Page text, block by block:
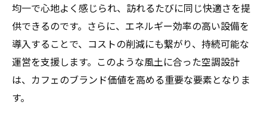
均一で心地よく感じられ、訪れるたびに同じ快適さを提
供できるのです。さらに、エネルギー効率の高い設備を
導入することで、コストの削減にも繋がり、持続可能な
運営を支援します。このような風土に合った空調設計
は、カフェのブランド価値を高める重要な要素となりま
す。